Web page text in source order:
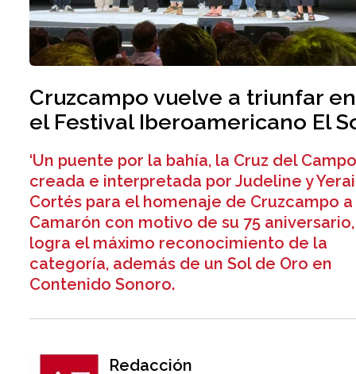
Cruzcampo vuelve a triunfar en
el Festival Iberoamericano El
‘Un puente por la bahía, la Cruz del
creada e interpretada por Judeline y Yerai
Cortés para el homenaje de Cruzcampo a
Camarón con motivo de su 75 aniversario,
logra el máximo reconocimiento de la
categoría, además de un Sol de Oro en
Contenido Sonoro.
Redacción